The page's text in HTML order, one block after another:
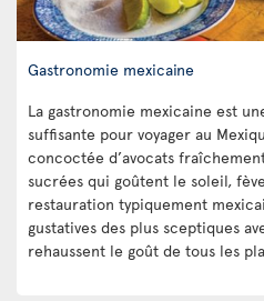
Gastronomie mexicaine
La gastronomie mexicaine est
suffisante pour voyager au
concoctée d’avocats
sucrées qui goûtent le soleil,
restauration typiquement
gustatives des plus sceptiques
rehaussent le goût de tous les